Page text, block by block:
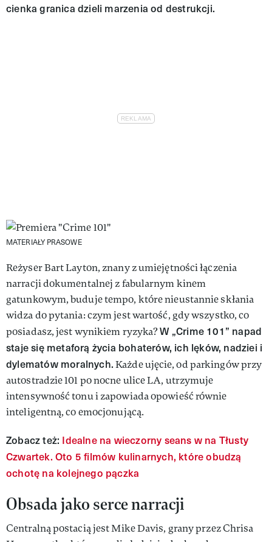
cienka granica dzieli marzenia od destrukcji.
MATERIAŁY PRASOWE
Reżyser Bart Layton, znany z umiejętności łączenia
narracji dokumentalnej z fabularnym kinem
gatunkowym, buduje tempo, które nieustannie skłania
widza do pytania: czym jest wartość, gdy wszystko, co
posiadasz, jest wynikiem ryzyka?W „Crime 101” napad
staje się metaforą życia bohaterów, ich lęków, nadziei i
dylematów moralnych.Każde ujęcie, od parkingów przy
autostradzie 101 po nocne ulice LA, utrzymuje
intensywność tonu i zapowiada opowieść równie
inteligentną, co emocjonującą.
Zobacz też: Idealne na wieczorny seans w na Tłusty
Czwartek. Oto 5 filmów kulinarnych, które obudzą
ochotę na kolejnego pączka
Obsada jako serce narracji
Centralną postacią jest Mike Davis, grany przez Chrisa